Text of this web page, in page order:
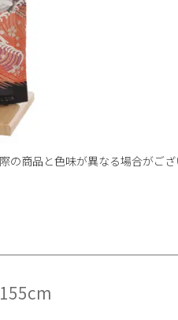
の商品と色味が異なる場合がござ